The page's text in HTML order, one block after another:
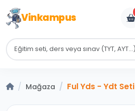
Vinkampus
Mağaza Ful Yds - Ydt Seti